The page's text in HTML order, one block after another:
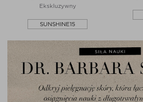
Ekskluzywny
SUNSHINE15